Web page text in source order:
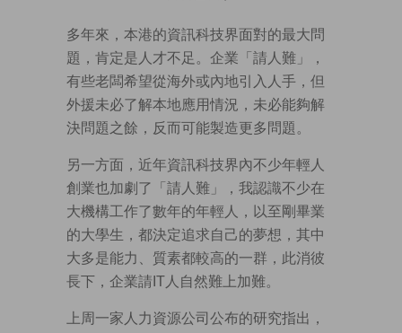
多年來，本港的資訊科技界面對的最大問
題，肯定是人才不足。企業「請人難」，
有些老闆希望從海外或內地引入人手，但
外援未必了解本地應用情況，未必能夠解
決問題之餘，反而可能製造更多問題。
另一方面，近年資訊科技界內不少年輕人
創業也加劇了「請人難」，我認識不少在
大機構工作了數年的年輕人，以至剛畢業
的大學生，都決定追求自己的夢想，其中
大多是能力、質素都較高的一群，此消彼
長下，企業請IT人自然難上加難。
上周一家人力資源公司公布的研究指出，